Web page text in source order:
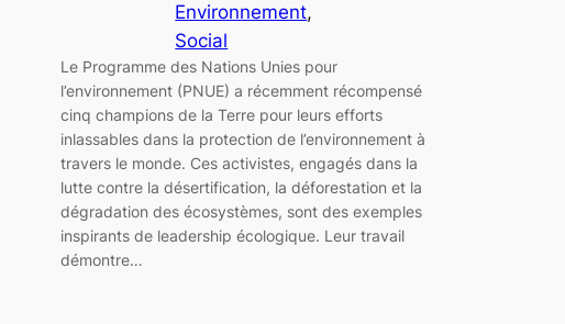
Environnement
Social
Le Programme des Nations Unies pour
l’environnement (PNUE) a récemment récompensé
cinq champions de la Terre pour leurs efforts
inlassables dans la protection de l’environnement à
travers le monde. Ces activistes, engagés dans la
lutte contre la désertification, la déforestation et la
dégradation des écosystèmes, sont des exemples
inspirants de leadership écologique. Leur travail
démontre…